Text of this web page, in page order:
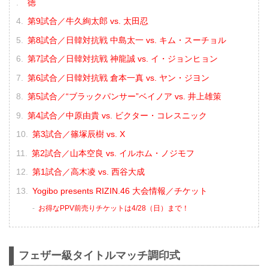
徳
第9試合／牛久絢太郎 vs. 太田忍
第8試合／⽇韓対抗戦 中島太一 vs. キム・スーチョル
第7試合／⽇韓対抗戦 神龍誠 vs. イ・ジョンヒョン
第6試合／⽇韓対抗戦 倉本一真 vs. ヤン・ジヨン
第5試合／“ブラックパンサー”ベイノア vs. 井上雄策
第4試合／中原由貴 vs. ビクター・コレスニック
第3試合／篠塚辰樹 vs. X
第2試合／山本空良 vs. イルホム・ノジモフ
第1試合／高木凌 vs. 西谷大成
Yogibo presents RIZIN.46 大会情報／チケット
お得なPPV前売りチケットは4/28（日）まで！
フェザー級タイトルマッチ調印式